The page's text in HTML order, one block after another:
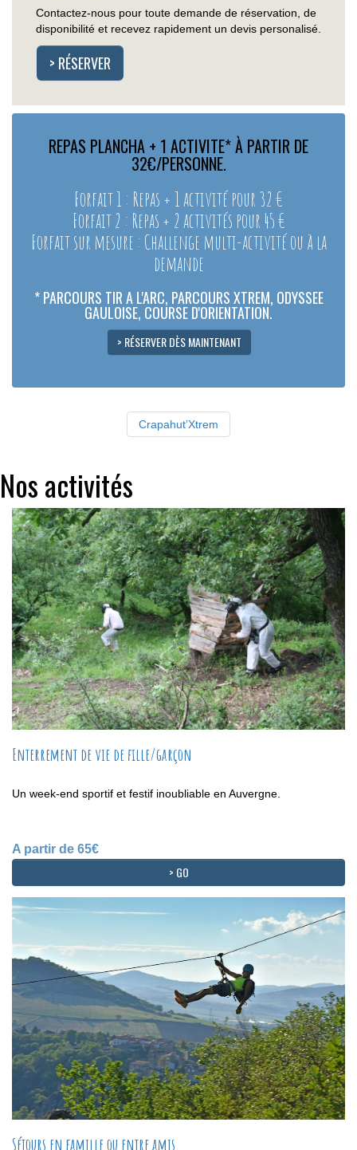
Contactez-nous pour toute demande de réservation, de
disponibilité et recevez rapidement un devis personalisé.
> RÉSERVER
REPAS PLANCHA + 1 ACTIVITE* À PARTIR DE
32€/PERSONNE.
Forfait 1 : Repas + 1 activité pour 32 €
Forfait 2 : Repas + 2 activités pour 45 €
Forfait sur mesure : Challenge multi-activité ou à la
demande
* PARCOURS TIR A L'ARC, PARCOURS XTREM, ODYSSEE
GAULOISE, COURSE D'ORIENTATION.
> RÉSERVER DÈS MAINTENANT
Crapahut’Xtrem
Nos activités
Enterrement de vie de fille/garçon
Un week-end sportif et festif inoubliable en Auvergne.
A partir de 65€
> GO
Séjours en famille ou entre amis